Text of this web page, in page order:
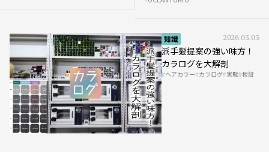
知識 2026.03.03
派手髪提案の強い味方！
カラログを大解剖
ヘアカラー カラログ 実験 検証